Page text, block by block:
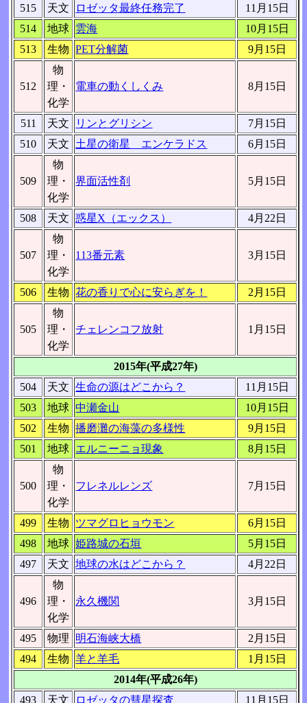
515 天文 ロゼッタ最終任務完了
11月15日
514
地球 雲海
10月15日
513
生物 PET分解菌 9月15日
512
物
理・
化学
電車の動くしくみ 8月15日
511 天文 リンとグリシン
7月15日
510
天文 土星の衛星 エンケラドス 6月15日
509
物
理・
化学
界面活性剤 5月15日
508 天文 惑星X（エックス） 4月22日
507
物
理・
化学
113番元素 3月15日
506 生物 花の香りで心に安らぎを！ 2月15日
505
物
理・
化学
チェレンコフ放射 1月15日
2015年(平成27年)
504
天文 生命の源はどこから？
11月15日
503
地球 中瀬金山
10月15日
502
生物 播磨灘の海藻の多様性
9月15日
501
地球 エルニーニョ現象 8月15日
500
物
理・
化学
フレネルレンズ 7月15日
499 生物 ツマグロヒョウモン
6月15日
498
地球 姫路城の石垣
5月15日
497
天文 地球の水はどこから？ 4月22日
496
物
理・
化学
永久機関 3月15日
495 物理 明石海峡大橋
2月15日
494
生物 羊と羊毛
1月15日
2014年(平成26年)
493
天文 ロゼッタの彗星探査
11月15日